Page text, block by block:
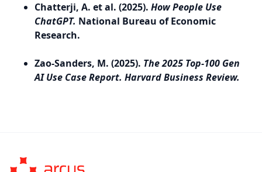
Chatterji, A. et al. (2025).How People Use
ChatGPT. National Bureau of Economic
Research.
Zao-Sanders, M. (2025). The 2025 Top-100 Gen
AI Use Case Report. Harvard Business Review.